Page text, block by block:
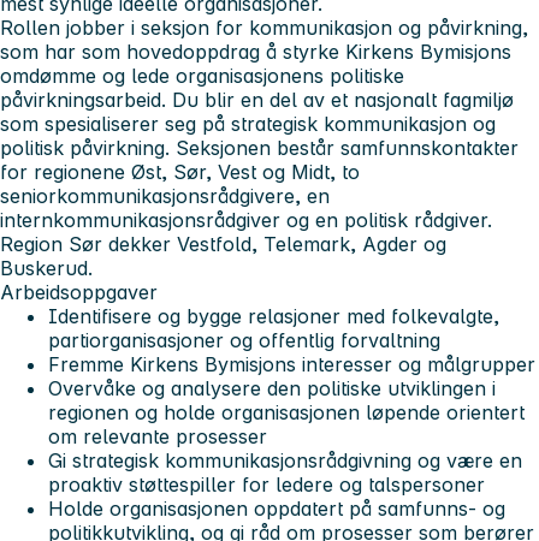
Rollen jobber i seksjon for kommunikasjon og påvirkning,
som har som hovedoppdrag å styrke Kirkens Bymisjons
omdømme og lede organisasjonens politiske
påvirkningsarbeid. Du blir en del av et nasjonalt fagmiljø
som spesialiserer seg på strategisk kommunikasjon og
politisk påvirkning. Seksjonen består samfunnskontakter
for regionene Øst, Sør, Vest og Midt, to
seniorkommunikasjonsrådgivere, en
internkommunikasjonsrådgiver og en politisk rådgiver.
Region Sør dekker Vestfold, Telemark, Agder og
Buskerud.
Arbeidsoppgaver
Identifisere og bygge relasjoner med folkevalgte,
partiorganisasjoner og offentlig forvaltning
Fremme Kirkens Bymisjons interesser og målgrupper
Overvåke og analysere den politiske utviklingen i
regionen og holde organisasjonen løpende orientert
om relevante prosesser
Gi strategisk kommunikasjonsrådgivning og være en
proaktiv støttespiller for ledere og talspersoner
Holde organisasjonen oppdatert på samfunns- og
politikkutvikling, og gi råd om prosesser som berører